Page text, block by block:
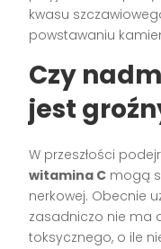
kwasu
powstawaniu
Czy
jest
W przeszłości
witamina C mogą
nerkowej. Obecnie
zasadniczo nie ma
toksycznego, o ile